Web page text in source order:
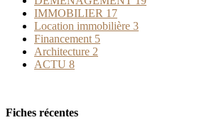
IMMOBILIER 17
Location immobilière 3
Financement 5
Architecture 2
ACTU 8
Fiches récentes